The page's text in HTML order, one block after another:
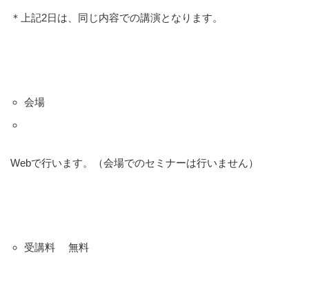
＊上記2日は、同じ内容での講演となります。
会場
Webで行います。（会場でのセミナーは行いません）
受講料 無料